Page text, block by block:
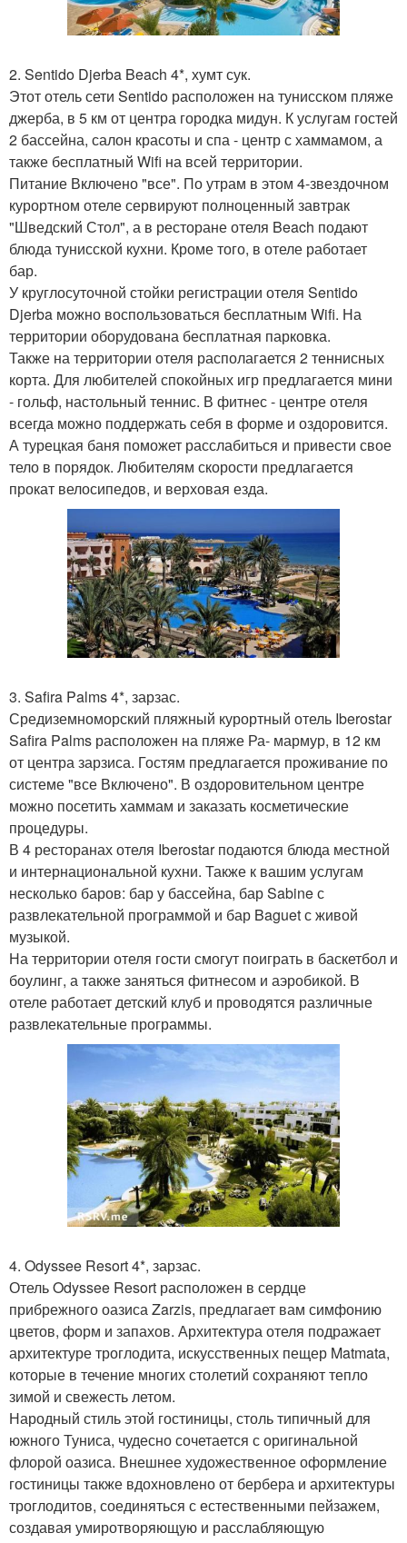
2. Sentido Djerba Beach 4*, хумт сук.
Этот отель сети Sentido расположен на тунисском пляже
джерба, в 5 км от центра городка мидун. К услугам гостей
2 бассейна, салон красоты и спа - центр с хаммамом, а
также бесплатный Wifi на всей территории.
Питание Включено "все". По утрам в этом 4-звездочном
курортном отеле сервируют полноценный завтрак
"Шведский Стол", а в ресторане отеля Beach подают
блюда тунисской кухни. Кроме того, в отеле работает
бар.
У круглосуточной стойки регистрации отеля Sentido
Djerba можно воспользоваться бесплатным Wifi. На
территории оборудована бесплатная парковка.
Также на территории отеля располагается 2 теннисных
корта. Для любителей спокойных игр предлагается мини
- гольф, настольный теннис. В фитнес - центре отеля
всегда можно поддержать себя в форме и оздоровится.
А турецкая баня поможет расслабиться и привести свое
тело в порядок. Любителям скорости предлагается
прокат велосипедов, и верховая езда.
3. Safira Palms 4*, зарзас.
Средиземноморский пляжный курортный отель Iberostar
Safira Palms расположен на пляже Ра- мармур, в 12 км
от центра зарзиса. Гостям предлагается проживание по
системе "все Включено". В оздоровительном центре
можно посетить хаммам и заказать косметические
процедуры.
В 4 ресторанах отеля Iberostar подаются блюда местной
и интернациональной кухни. Также к вашим услугам
несколько баров: бар у бассейна, бар Sabine с
развлекательной программой и бар Baguet с живой
музыкой.
На территории отеля гости смогут поиграть в баскетбол и
боулинг, а также заняться фитнесом и аэробикой. В
отеле работает детский клуб и проводятся различные
развлекательные программы.
4. Odyssee Resort 4*, зарзас.
Отель Odyssee Resort расположен в сердце
прибрежного оазиса Zarzis, предлагает вам симфонию
цветов, форм и запахов. Архитектура отеля подражает
архитектуре троглодита, искусственных пещер Matmata,
которые в течение многих столетий сохраняют тепло
зимой и свежесть летом.
Народный стиль этой гостиницы, столь типичный для
южного Туниса, чудесно сочетается с оригинальной
флорой оазиса. Внешнее художественное оформление
гостиницы также вдохновлено от бербера и архитектуры
троглодитов, соединяться с естественными пейзажем,
создавая умиротворяющую и расслабляющую